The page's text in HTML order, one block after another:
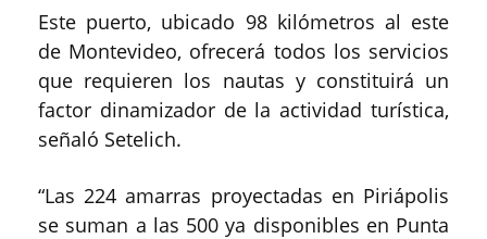
Este puerto, ubicado 98 kilómetros al este
de Montevideo, ofrecerá todos los servicios
que requieren los nautas y constituirá un
factor dinamizador de la actividad turística,
señaló Setelich.
“Las 224 amarras proyectadas en Piriápolis
se suman a las 500 ya disponibles en Punta